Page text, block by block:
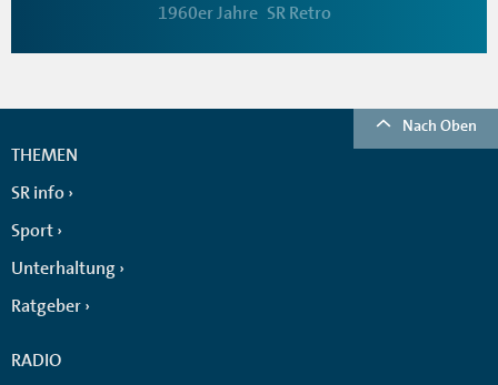
1960er Jahre SR Retro
Nach Oben
THEMEN
SR info
Sport
Unterhaltung
Ratgeber
RADIO